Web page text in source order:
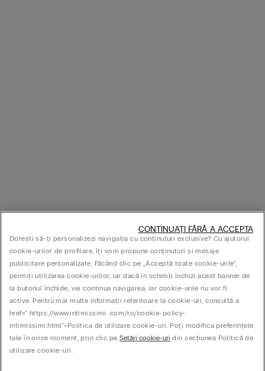
Dorești să-ți personalizezi navigația cu conținuturi exclusive? Cu ajutorul
cookie-urilor de profilare, îți vom propune conținuturi și mesaje
publicitare personalizate. Făcând clic pe „Acceptă toate cookie-urile”,
permiți utilizarea cookie-urilor, iar dacă în schimb închizi acest banner de
la butonul închide, vei continua navigarea, iar cookie-urile nu vor fi
active. Pentru mai multe informații referitoare la cookie-uri, consultă a
href=" https://www.intimissimi .com/ro/cookie-policy-
intimissimi.html">Politica de utilizare cookie-uri. Poți modifica preferințele
tale în orice moment, prin clic peSetări cookie-uri din secțiunea Politică de
utilizare cookie-uri.
CONTINUAȚI FĂRĂ A ACCEPTA